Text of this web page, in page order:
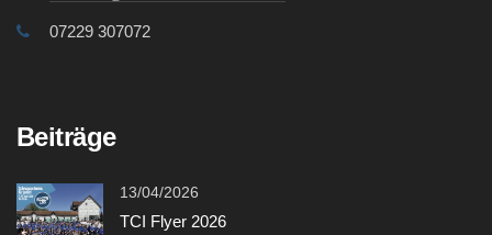
07229 307072
Beiträge
13/04/2026
TCI Flyer 2026